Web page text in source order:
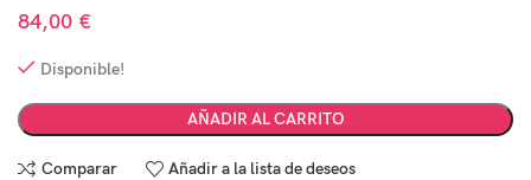
84,00 €
Disponible!
AÑADIR AL CARRITO
Comparar Añadir a la lista de deseos